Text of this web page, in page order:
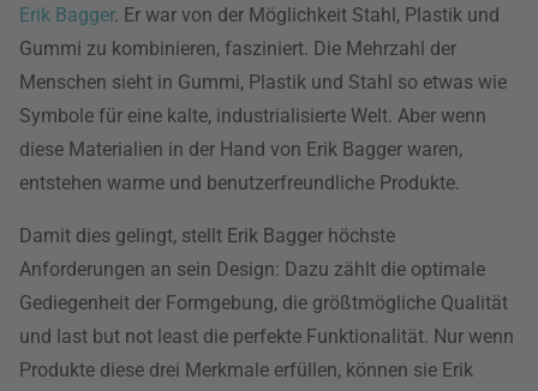
Erik Bagger. Er war von der Möglichkeit Stahl, Plastik und
Gummi zu kombinieren, fasziniert. Die Mehrzahl der
Menschen sieht in Gummi, Plastik und Stahl so etwas wie
Symbole für eine kalte, industrialisierte Welt. Aber wenn
diese Materialien in der Hand von Erik Bagger waren,
entstehen warme und benutzerfreundliche Produkte.
Damit dies gelingt, stellt Erik Bagger höchste
Anforderungen an sein Design: Dazu zählt die optimale
Gediegenheit der Formgebung, die größtmögliche Qualität
und last but not least die perfekte Funktionalität. Nur wenn
Produkte diese drei Merkmale erfüllen, können sie Erik